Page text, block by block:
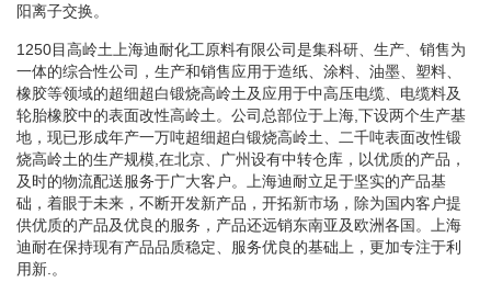
阳离子交换。
1250目高岭土上海迪耐化工原料有限公司是集科研、生产、销售为
一体的综合性公司，生产和销售应用于造纸、涂料、油墨、塑料、
橡胶等领域的超细超白锻烧高岭土及应用于中高压电缆、电缆料及
轮胎橡胶中的表面改性高岭土。公司总部位于上海,下设两个生产基
地，现已形成年产一万吨超细超白锻烧高岭土、二千吨表面改性锻
烧高岭土的生产规模,在北京、广州设有中转仓库，以优质的产品，
及时的物流配送服务于广大客户。上海迪耐立足于坚实的产品基
础，着眼于未来，不断开发新产品，开拓新市场，除为国内客户提
供优质的产品及优良的服务，产品还远销东南亚及欧洲各国。上海
迪耐在保持现有产品品质稳定、服务优良的基础上，更加专注于利
用新.。